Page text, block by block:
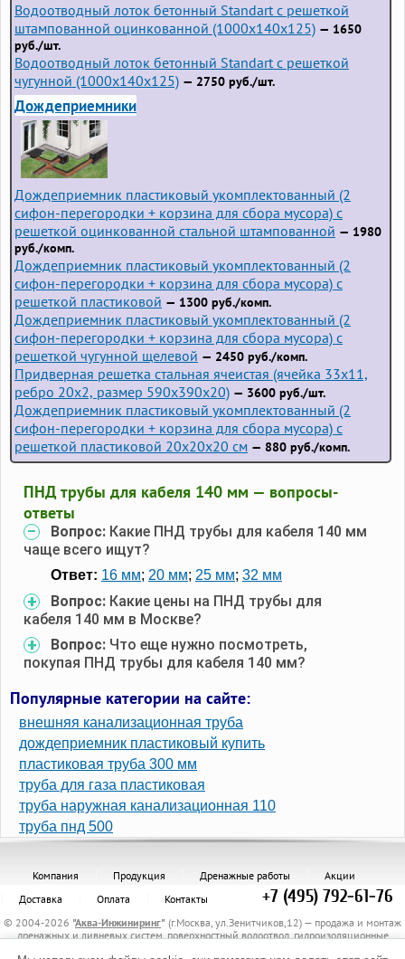
Водоотводный лоток бетонный Standart с решеткой
штампованной оцинкованной (1000x140x125) — 1650
руб./шт.
Водоотводный лоток бетонный Standart с решеткой
чугунной (1000x140x125) — 2750 руб./шт.
Дождеприемники
Дождеприемник пластиковый укомплектованный (2
сифон-перегородки + корзина для сбора мусора) с
решеткой оцинкованной стальной штампованной — 1980
руб./комп.
Дождеприемник пластиковый укомплектованный (2
сифон-перегородки + корзина для сбора мусора) с
решеткой пластиковой — 1300 руб./комп.
Дождеприемник пластиковый укомплектованный (2
сифон-перегородки + корзина для сбора мусора) с
решеткой чугунной щелевой — 2450 руб./комп.
Придверная решетка стальная ячеистая (ячейка 33x11,
ребро 20x2, размер 590x390x20) — 3600 руб./шт.
Дождеприемник пластиковый укомплектованный (2
сифон-перегородки + корзина для сбора мусора) с
решеткой пластиковой 20х20х20 см — 880 руб./комп.
ПНД трубы для кабеля 140 мм — вопросы-
ответы
Вопрос: Какие ПНД трубы для кабеля 140 мм
чаще всего ищут?
Ответ: 16 мм; 20 мм; 25 мм; 32 мм
Вопрос: Какие цены на ПНД трубы для
кабеля 140 мм в Москве?
Вопрос: Что еще нужно посмотреть,
покупая ПНД трубы для кабеля 140 мм?
Популярные категории на сайте:
внешняя канализационная труба
дождеприемник пластиковый купить
пластиковая труба 300 мм
труба для газа пластиковая
труба наружная канализационная 110
труба пнд 500
Компания Продукция Дренажные работы
Акции
Доставка
Оплата Контакты +7 (495) 792-61-76
© 2004-2026 "Аква-Инжиниринг" (г.Москва, ул.Зенитчиков,12) — продажа и монтаж
дренажных и ливневых систем, поверхностный водоотвод, гидроизоляционные